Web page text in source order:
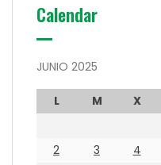
Calendar
JUNIO 2025
L M X
2
3 4